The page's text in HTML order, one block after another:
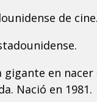
de cine.
en
Nació en 1981.